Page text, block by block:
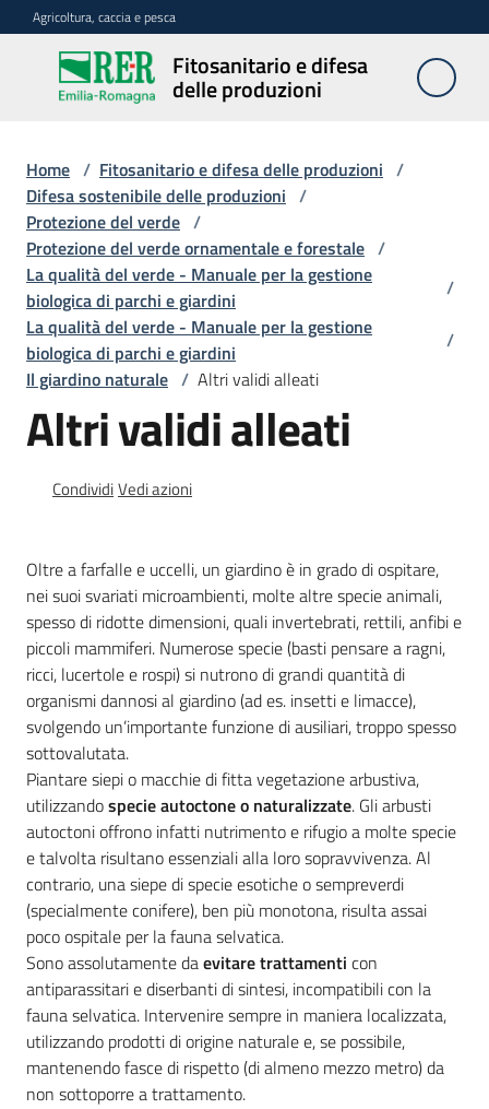
Vai al contenuto
Vai alla navigazione
Vai al footer
Agricoltura, caccia e pesca
Fitosanitario e difesa
delle produzioni
Fitosanitario
e difesa
produzioni
Avversità
delle
piante
Sorveglianza
Difesa
sostenibile
Vivaismo
e
sementi
Import-
Export
Newsletter
Seguici
su
Home / Fitosanitario e difesa delle produzioni /
Difesa sostenibile delle produzioni /
Protezione del verde /
Protezione del verde ornamentale e forestale /
La qualità del verde - Manuale per la gestione
biologica di parchi e giardini
/
La qualità del verde - Manuale per la gestione
biologica di parchi e giardini
/
Il giardino naturale / Altri validi alleati
Altri validi alleati
CondividiVedi azioni
Oltre a farfalle e uccelli, un giardino è in grado di ospitare,
nei suoi svariati microambienti, molte altre specie animali,
spesso di ridotte dimensioni, quali invertebrati, rettili, anfibi e
piccoli mammiferi. Numerose specie (basti pensare a ragni,
ricci, lucertole e rospi) si nutrono di grandi quantità di
organismi dannosi al giardino (ad es. insetti e limacce),
svolgendo un’importante funzione di ausiliari, troppo spesso
sottovalutata.
Piantare siepi o macchie di fitta vegetazione arbustiva,
utilizzandospecie autoctone o naturalizzate. Gli arbusti
autoctoni offrono infatti nutrimento e rifugio a molte specie
e talvolta risultano essenziali alla loro sopravvivenza. Al
contrario, una siepe di specie esotiche o sempreverdi
(specialmente conifere), ben più monotona, risulta assai
poco ospitale per la fauna selvatica.
Sono assolutamente daevitare trattamenti con
antiparassitari e diserbanti di sintesi, incompatibili con la
fauna selvatica. Intervenire sempre in maniera localizzata,
utilizzando prodotti di origine naturale e, se possibile,
mantenendo fasce di rispetto (di almeno mezzo metro) da
non sottoporre a trattamento.